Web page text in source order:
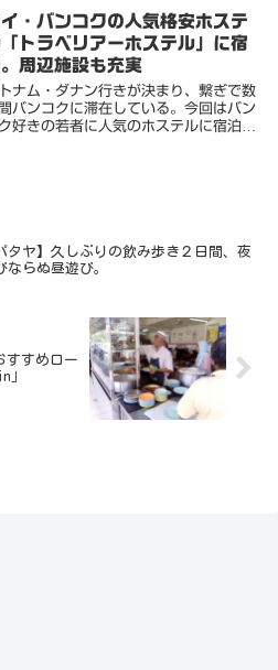
ジア各地でも、ヌードルスープは国々
のメニュ...
・バンコクの人気格安ホステ
トラベリアーホステル」に宿
周辺施設も充実
ナム・ダナン行きが決まり、繋ぎで数
バンコクに滞在している。今回はバン
好きの若者に人気のホステルに宿泊。
タヤ】久しぶりの飲み歩き２日間、夜
ならぬ昼遊び。
すすめロー
」